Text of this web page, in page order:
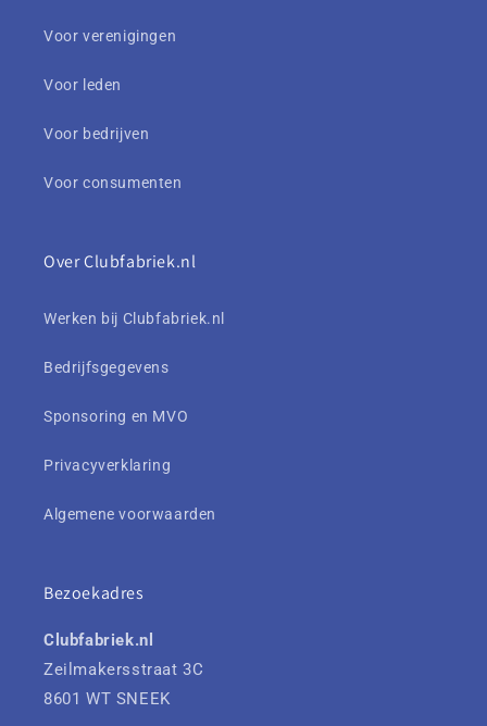
Voor verenigingen
Voor leden
Voor bedrijven
Voor consumenten
Over Clubfabriek.nl
Werken bij Clubfabriek.nl
Bedrijfsgegevens
Sponsoring en MVO
Privacyverklaring
Algemene voorwaarden
Bezoekadres
Clubfabriek.nl
Zeilmakersstraat 3C
8601 WT SNEEK